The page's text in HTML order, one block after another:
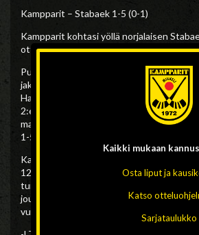
Kampparit – Stabaek 1-5 (0-1)
Kampparit kohtasi yöllä norjalaisen
ottelun lopussa selvään 1-5-voittoon.
Puoliajalle mentiin norjalaisten johtaessa
jakson alkuun osui ensin Stabaek
Hauska osui puolestaan kulmalyönnissään
2:een. Jakson lopun Stabaek jaksoi
maalipaikkansa tehokkaasti.
1-5.
Kamppareilla on mahdollisuus revanssiin
12.00 Suomen aikaa, kun samat joukkueet
turnauksen sijoitusottelussa. Ottelussa
joukkueista on palautunut paremmin
vuorokaudesta!
Kaikki mukaan
Osta liput ja
Katso
Sarjataulukko